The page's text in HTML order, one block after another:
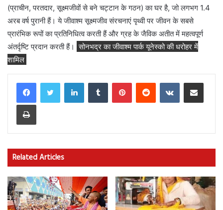
(प्राचीन, परतदार, सूक्ष्मजीवों से बने चट्टान के गठन) का घर है, जो लगभग 1.4
अरब वर्ष पुरानी हैं। ये जीवाश्म सूक्ष्मजीव संरचनाएं पृथ्वी पर जीवन के सबसे
प्रारंभिक रूपों का प्रतिनिधित्व करती हैं और ग्रह के जैविक अतीत में महत्वपूर्ण
अंतर्दृष्टि प्रदान करती हैं। सोनभद्र का जीवाश्म पार्क यूनेस्को की धरोहर में
शामिल
LinkedInTumblr PinterestReddit VKontakteShare via Email
Print
Related Articles